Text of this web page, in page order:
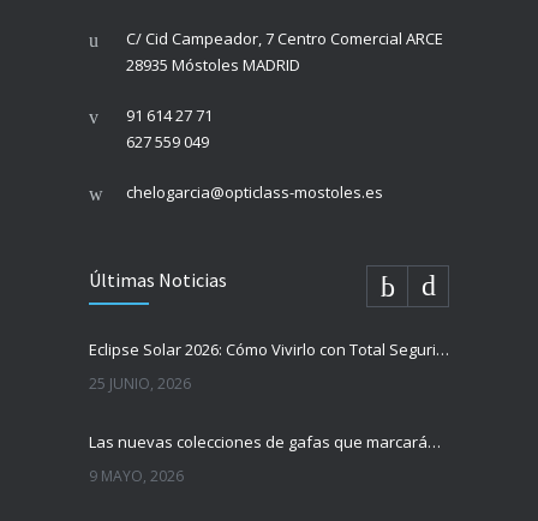
C/ Cid Campeador, 7 Centro Comercial ARCE
28935 Móstoles MADRID
91 614 27 71
627 559 049
chelogarcia@opticlass-mostoles.es
Últimas Noticias
Eclipse Solar 2026: Cómo Vivirlo con Total Seguridad
25 JUNIO, 2026
Las nuevas colecciones de gafas que marcarán tendencia esta temporada
9 MAYO, 2026